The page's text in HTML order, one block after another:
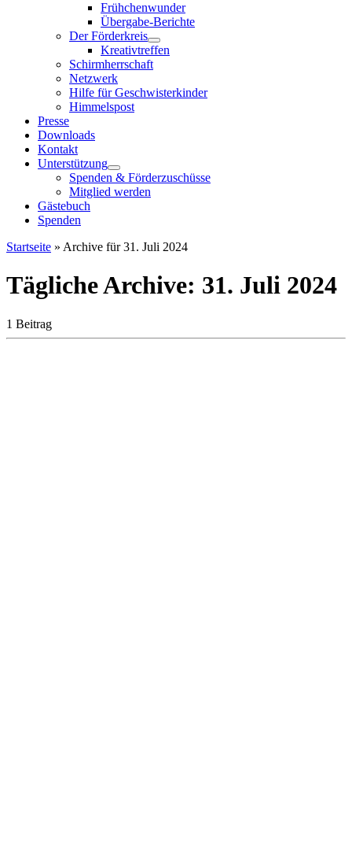
Frühchenwunder
Übergabe-Berichte
Der Förderkreis
Kreativtreffen
Schirmherrschaft
Netzwerk
Hilfe für Geschwisterkinder
Himmelspost
Presse
Downloads
Kontakt
Unterstützung
Spenden & Förderzuschüsse
Mitglied werden
Gästebuch
Spenden
Startseite » Archive für 31. Juli 2024
Tägliche Archive: 31. Juli 2024
1 Beitrag